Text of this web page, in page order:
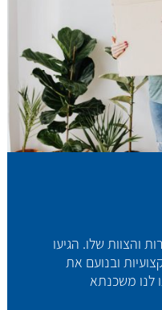
והצוות שלו. הגיעו
ובנועם את
לנו משכנתא